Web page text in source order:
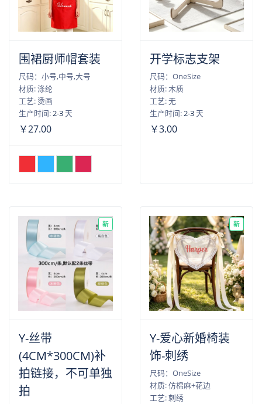
围裙厨师帽套装
尺码：小号,中号,大号
材质: 涤纶
工艺: 烫画
生产时间:2-3天
￥27.00
开学标志支架
尺码：OneSize
材质: 木质
工艺: 无
生产时间:2-3天
￥3.00
新
Y-丝带
(4CM*300CM)补
拍链接，不可单独
拍
新
Y-爱心新婚椅装
饰-刺绣
尺码：OneSize
材质: 仿棉麻+花边
工艺: 刺绣